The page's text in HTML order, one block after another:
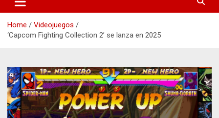
Home
Videojuegos
‘Capcom Fighting Collection 2’ se lanza en 2025